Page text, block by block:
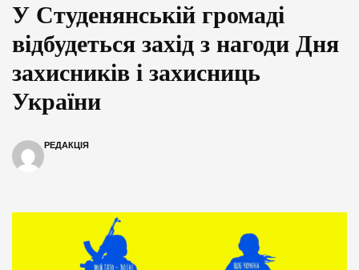
У Студенянській громаді
відбудеться захід з нагоди Дня
захисників і захисниць
України
РЕДАКЦІЯ